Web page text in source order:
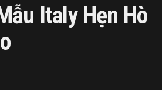
Italy Hẹn Hò